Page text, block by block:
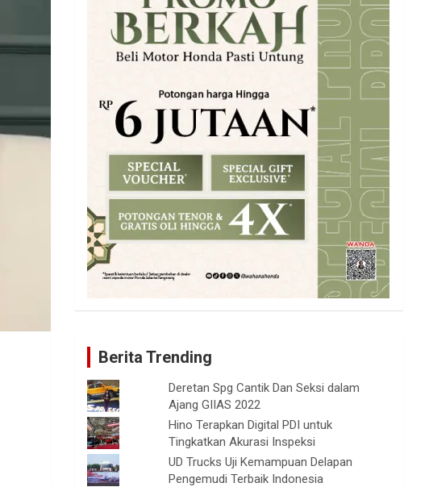
Berita Trending
Deretan Spg Cantik Dan Seksi dalam
Ajang GIIAS 2022
Hino Terapkan Digital PDI untuk
Tingkatkan Akurasi Inspeksi
UD Trucks Uji Kemampuan Delapan
Pengemudi Terbaik Indonesia